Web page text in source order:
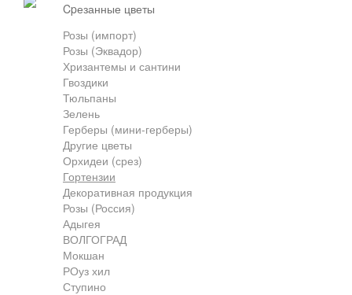
Грузоперевозки
Контакты
Франшиза
cpезанные цветы
Розы (импорт)
Розы (Эквадор)
Хризантемы и сантини
Гвоздики
Тюльпаны
Зелень
Герберы (мини-герберы)
Другие цветы
Орхидеи (срез)
Гортензии
Декоративная продукция
Розы (Россия)
Адыгея
ВОЛГОГРАД
Мокшан
РОуз хил
Ступино